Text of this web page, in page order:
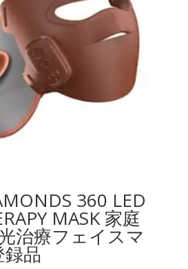
360 LED
MASK 家庭
治療フェイスマ
品